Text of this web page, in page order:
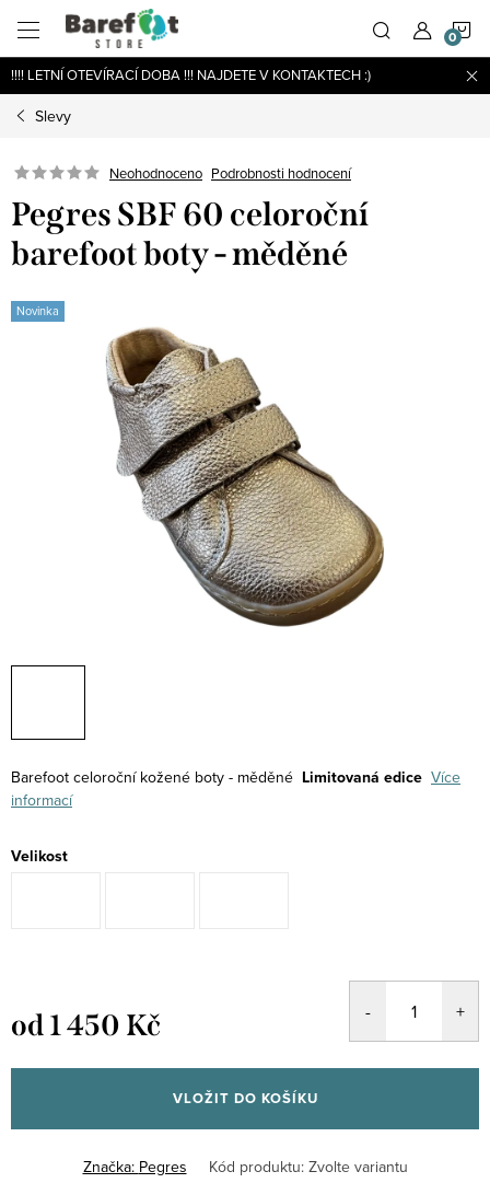
obsah
!!!! LETNÍ OTEVÍRACÍ DOBA !!! NAJDETE V KONTAKTECH :)
Slevy
Neohodnoceno Podrobnosti hodnocení
Pegres SBF 60 celoroční
barefoot boty - měděné
Novinka
Barefoot celoroční kožené boty - měděné Limitovaná edice Více
informací
Velikost
od1 450 Kč
cena:
VLOŽIT DO KOŠÍKU
Značka: Pegres Kód produktu: Zvolte variantu